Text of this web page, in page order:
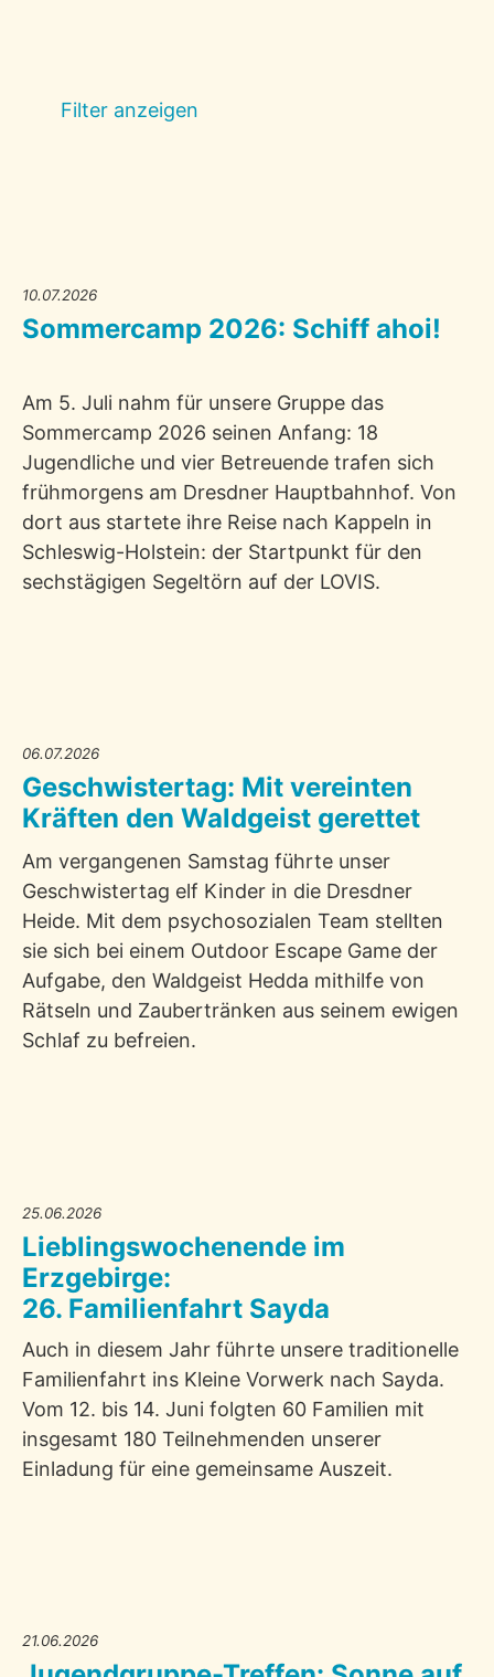
Filter anzeigen
10.07.2026
Sommercamp 2026: Schiff ahoi!
Am 5. Juli nahm für unsere Gruppe das
Sommercamp 2026 seinen Anfang: 18
Jugendliche und vier Betreuende trafen sich
frühmorgens am Dresdner Hauptbahnhof. Von
dort aus startete ihre Reise nach Kappeln in
Schleswig-Holstein: der Startpunkt für den
sechstägigen Segeltörn auf der LOVIS.
06.07.2026
Geschwistertag: Mit vereinten
Kräften den Waldgeist gerettet
Am vergangenen Samstag führte unser
Geschwistertag elf Kinder in die Dresdner
Heide. Mit dem psychosozialen Team stellten
sie sich bei einem Outdoor Escape Game der
Aufgabe, den Waldgeist Hedda mithilfe von
Rätseln und Zaubertränken aus seinem ewigen
Schlaf zu befreien.
25.06.2026
Lieblingswochenende im
Erzgebirge:
26. Familienfahrt Sayda
Auch in diesem Jahr führte unsere traditionelle
Familienfahrt ins Kleine Vorwerk nach Sayda.
Vom 12. bis 14. Juni folgten 60 Familien mit
insgesamt 180 Teilnehmenden unserer
Einladung für eine gemeinsame Auszeit.
21.06.2026